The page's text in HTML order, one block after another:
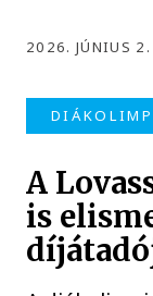
2026. JÚNIUS
A
is